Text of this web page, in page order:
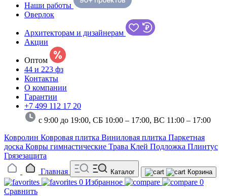
Наши работы
Оверлок
Архитекторам и дизайнерам
Акции
Оптом
44 и 223 фз
Контакты
О компании
Гарантии
+7 499 112 17 20
с 9:00 до 19:00, СБ 10:00 – 17:00, ВС 11:00 – 17:00
Ковролин Ковровая плитка Виниловая плитка Паркетная
доска Ковры гимнастические Трава Клей Подложка Плинтус
Грязезащита
Главная
Каталог Корзина
0 Избранное
0
Сравнить